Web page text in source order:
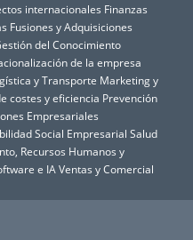
internacionales Finanzas
Fusiones y Adquisiciones
del Conocimiento
de la empresa
y Transporte Marketing y
costes y eficiencia Prevención
Empresariales
Social Empresarial Salud
Recursos Humanos y
e IA Ventas y Comercial